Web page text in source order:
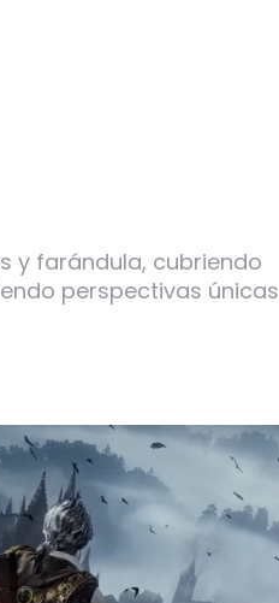
y farándula, cubriendo
perspectivas únicas